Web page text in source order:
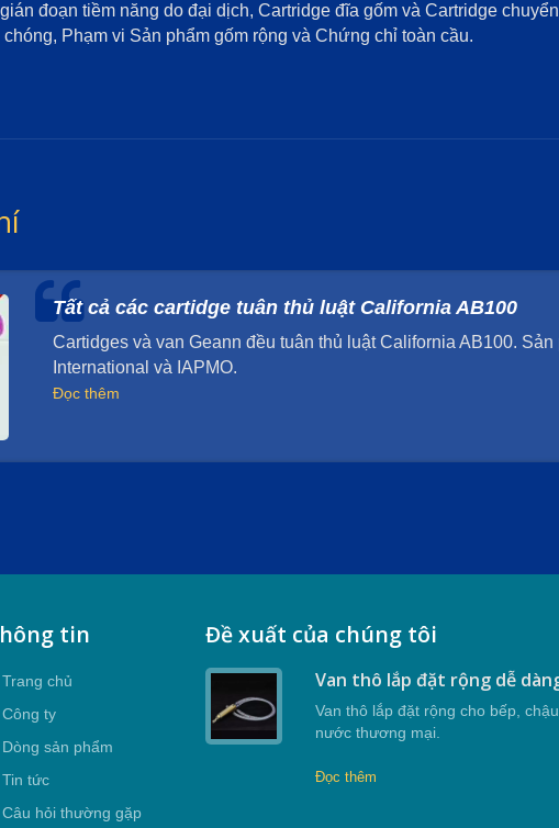
đoạn tiềm năng do đại dịch, Cartridge đĩa gốm và Cartridge
Phạm vi Sản phẩm gốm rộng và Chứng chỉ toàn cầu.
Tất cả các cartidge tuân thủ luật California AB100
Cartidges và van Geann đều tuân thủ luật California AB100.
International và IAPMO.
Đọc thêm
tin
Trang chủ
Công ty
Dòng sản phẩm
Tin tức
Câu hỏi thường gặp
Đề xuất của chúng tôi
trên 25mm
25mm cho ứng
Van thô lắp đặt rộng dễ
Van thô lắp đặt rộng cho bếp,
nước thương mại.
Đọc thêm